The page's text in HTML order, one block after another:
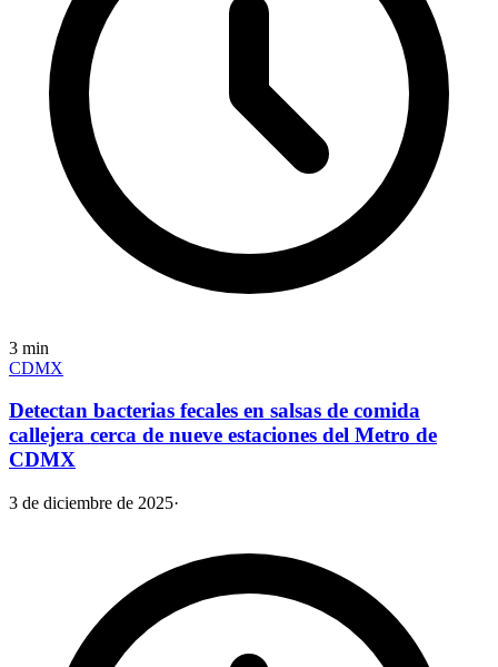
3 min
CDMX
Detectan bacterias fecales en salsas de comida
callejera cerca de nueve estaciones del Metro de
CDMX
3 de diciembre de 2025·